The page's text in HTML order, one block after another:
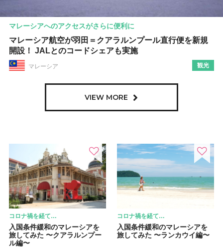
マレーシアへのアクセスがさらに便利に
マレーシア航空が羽田＝クアラルンプール直行便を新規
開設！ JALとのコードシェアも実施
マレーシア 観光
VIEW MORE
コロナ禍を経て…
入国条件緩和のマレーシアを
旅してみた 〜クアラルンプー
ル編〜
コロナ禍を経て…
入国条件緩和のマレーシアを
旅してみた 〜ランカウイ編〜